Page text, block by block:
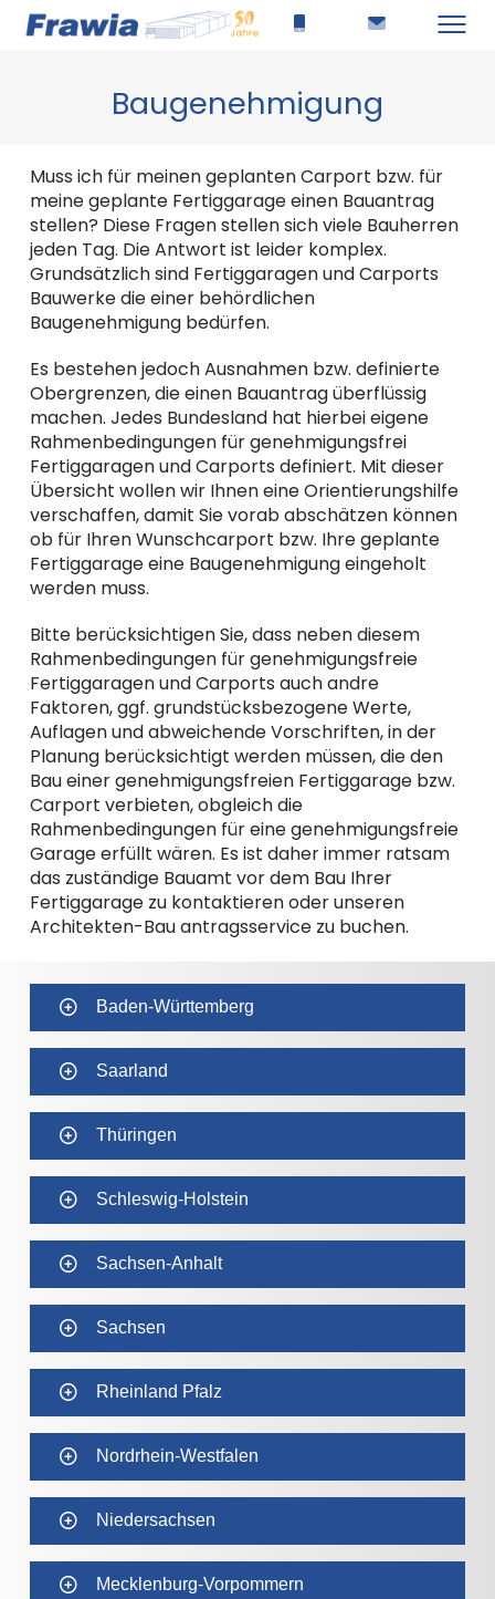
Baugenehmigung
Muss ich für meinen geplanten Carport bzw. für
meine geplante Fertiggarage einen Bauantrag
stellen? Diese Fragen stellen sich viele Bauherren
jeden Tag. Die Antwort ist leider komplex.
Grundsätzlich sind Fertiggaragen und Carports
Bauwerke die einer behördlichen
Baugenehmigung bedürfen.
Es bestehen jedoch Ausnahmen bzw. definierte
Obergrenzen, die einen Bauantrag überflüssig
machen. Jedes Bundesland hat hierbei eigene
Rahmenbedingungen für genehmigungsfrei
Fertiggaragen und Carports definiert. Mit dieser
Übersicht wollen wir Ihnen eine Orientierungshilfe
verschaffen, damit Sie vorab abschätzen können
ob für Ihren Wunschcarport bzw. Ihre geplante
Fertiggarage eine Baugenehmigung eingeholt
werden muss.
Bitte berücksichtigen Sie, dass neben diesem
Rahmenbedingungen für genehmigungsfreie
Fertiggaragen und Carports auch andre
Faktoren, ggf. grundstücksbezogene Werte,
Auflagen und abweichende Vorschriften, in der
Planung berücksichtigt werden müssen, die den
Bau einer genehmigungsfreien Fertiggarage bzw.
Carport verbieten, obgleich die
Rahmenbedingungen für eine genehmigungsfreie
Garage erfüllt wären. Es ist daher immer ratsam
das zuständige Bauamt vor dem Bau Ihrer
Fertiggarage zu kontaktieren oder unseren
Architekten-Bau antragsservice zu buchen.
Baden-Württemberg
Saarland
Thüringen
Schleswig-Holstein
Sachsen-Anhalt
Sachsen
Rheinland Pfalz
Nordrhein-Westfalen
Niedersachsen
Mecklenburg-Vorpommern